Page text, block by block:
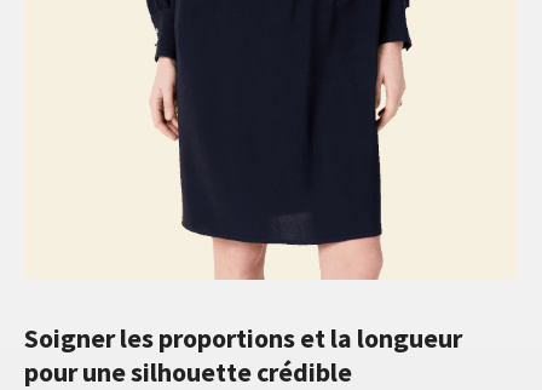
Soigner les proportions et la longueur
pour une silhouette crédible